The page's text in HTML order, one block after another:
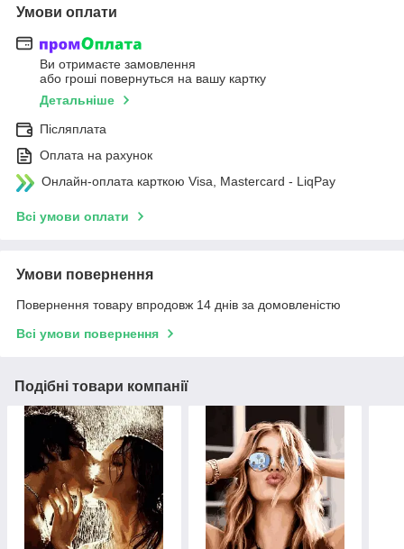
Умови оплати
Ви отримаєте замовлення
або гроші повернуться на вашу картку
Детальніше
Післяплата
Оплата на рахунок
Онлайн-оплата карткою Visa, Mastercard - LiqPay
Всі умови оплати
Умови повернення
Повернення товару впродовж 14 днів за домовленістю
Всі умови повернення
Подібні товари компанії